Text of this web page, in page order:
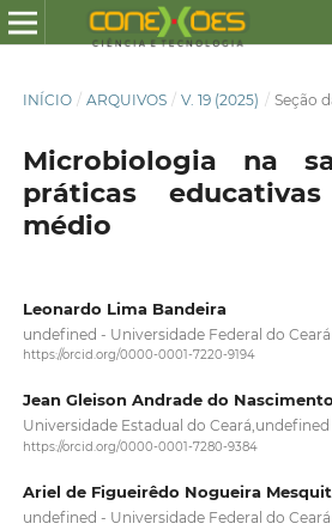
INÍCIO / ARQUIVOS / V. 19 (2025) / Seção
Microbiologia na
práticas
médio
Leonardo Lima Bandeira
undefined - Universidade Federal do Ceará
https://orcid.org/0000-0001-7220-9194
Jean Gleison Andrade do Nascimento
Universidade Estadual do Ceará,undefined
https://orcid.org/0000-0001-7280-9384
Ariel de Figueirêdo Nogueira
undefined - Universidade Federal do Ceará